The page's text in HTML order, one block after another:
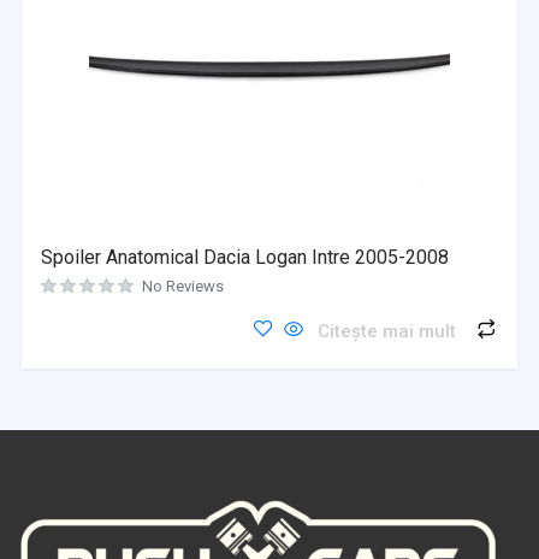
Spoiler Anatomical Dacia Logan Intre 2005-2008
No Reviews
Citește mai mult